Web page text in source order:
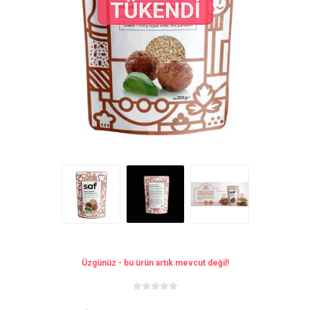
Üzgünüz - bu ürün artık mevcut değil!